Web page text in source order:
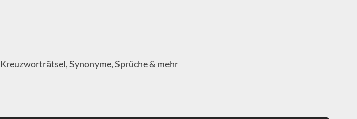
Kreuzworträtsel, Synonyme, Sprüche & mehr